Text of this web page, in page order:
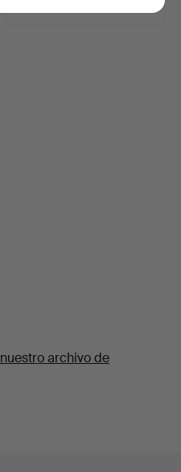
nuestro archivo de